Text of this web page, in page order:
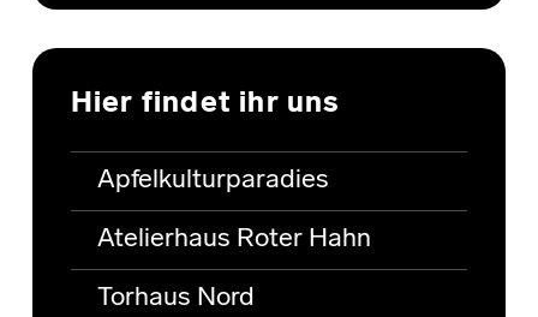
Hier findet ihr uns
Apfelkulturparadies
Atelierhaus Roter Hahn
Torhaus Nord